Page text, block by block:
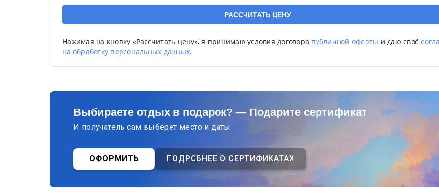
Нажимая на кнопку «Рассчитать цену», я принимаю условия договора публичной оферты и даю своё
на обработку персональных данных.
Выбираете отдых в подарок? — Подарите сертификат
И получатель сам выберет место и даты
ОФОРМИТЬ ПОДРОБНЕЕ О СЕРТИФИКАТАХ